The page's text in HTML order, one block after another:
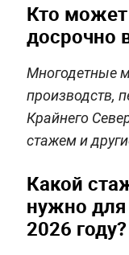
Кто
досрочно
Многодетные
производств,
Крайнего
стажем и
Какой
нужно
2026 году?